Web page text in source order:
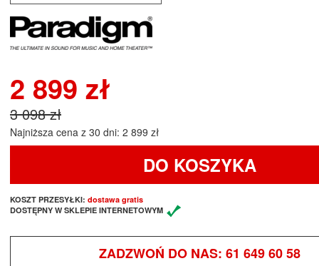
2 899 zł
3 098 zł
Najniższa cena z 30 dni: 2 899 zł
DO KOSZYKA
KOSZT PRZESYŁKI: dostawa gratis
DOSTĘPNY W SKLEPIE INTERNETOWYM
ZADZWOŃ DO NAS: 61 649 60 58